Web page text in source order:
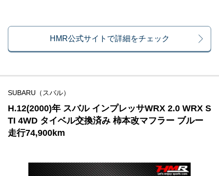
HMR公式サイトで詳細をチェック
SUBARU（スバル）
H.12(2000)年 スバル インプレッサWRX 2.0 WRX S
TI 4WD タイベル交換済み 柿本改マフラー ブルー
走行74,900km